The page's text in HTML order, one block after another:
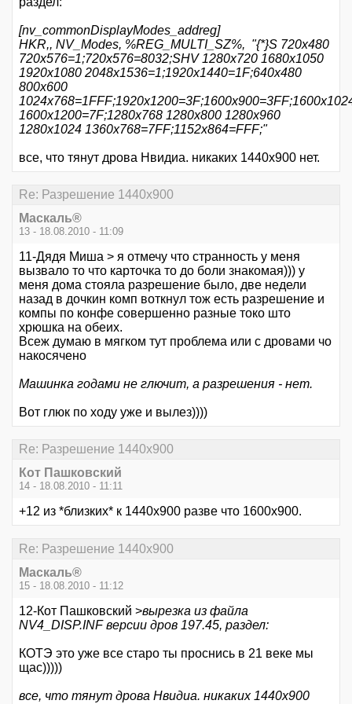
[nv_commonDisplayModes_addreg]
HKR,, NV_Modes, %REG_MULTI_SZ%, "{*}S 720x480
720x576=1;720x576=8032;SHV 1280x720 1680x1050
1920x1080 2048x1536=1;1920x1440=1F;640x480
800x600
1600x1200=7F;1280x768 1280x800 1280x960
1280x1024 1360x768=7FF;1152x864=FFF;"
все, что тянут дрова Нвидиа. никаких 1440х900 нет.
Re: Разрешение 1440х900
Маскаль®
13 - 18.08.2010 - 11:09
11-Дядя Миша > я отмечу что странность у меня
вызвало то что карточка то до боли знакомая))) у
меня дома стояла разрешение было, две недели
назад в дочкин комп воткнул тож есть разрешение и
компы по конфе совершенно разные токо што
хрюшка на обеих.
Всеж думаю в мягком тут проблема или с дровами чо
накосячено
Машинка годами не глючит, а разрешения - нет.
Вот глюк по ходу уже и вылез))))
Re: Разрешение 1440х900
Кот Пашковский
14 - 18.08.2010 - 11:11
+12 из *близких* к 1440х900 разве что 1600x900.
Re: Разрешение 1440х900
Маскаль®
15 - 18.08.2010 - 11:12
12-Кот Пашковский >вырезка из файла
NV4_DISP.INF версии дров 197.45, раздел:
КОТЭ это уже все старо ты проснись в 21 веке мы
щас)))))
все, что тянут дрова Нвидиа. никаких 1440х900